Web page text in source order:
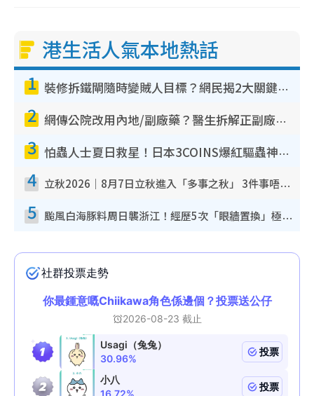
港生活人氣本地熱話
1 裝修拆鐵閘隨時變賊人目標？網民揭2大關鍵用途：裝新式等於白裝？附新舊鐵閘分別
2 網傳公院改用內地/副廠藥？醫生拆解正副廠分別 揭4類人換藥隨時出事
3 怕蟲人士夏日救星！日本3COINS爆紅驅蟲神器$45起 1招「全程免觸碰」輕鬆搞定小強
4 立秋2026｜8月7日立秋進入「多事之秋」 3件事唔做得！專家教6招開運 清枱頭／銀包納氣接好運
5 颱風白海豚料周日襲浙江！經歷5次「眼牆置換」極罕見 成登陸內地最長途颱風